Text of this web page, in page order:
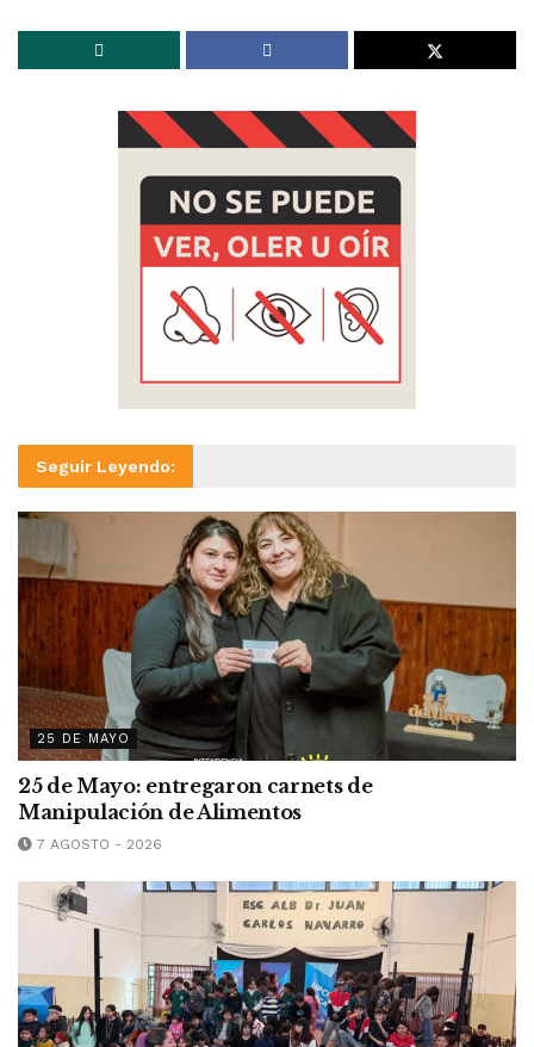
Seguir Leyendo:
25 DE MAYO
25 de Mayo: entregaron carnets de
Manipulación de Alimentos
7 AGOSTO - 2026